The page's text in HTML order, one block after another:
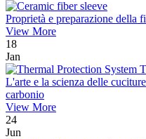
Proprietà e preparazione della
View More
18
Jan
L'arte e la scienza delle
carbonio
View More
24
Jun